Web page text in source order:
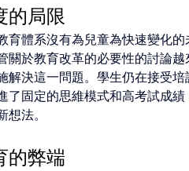
的局限
育體系沒有為兒童為快速變化的
關於教育改革的必要性的討論越
解決這一問題。學生仍在接受培
了固定的思維模式和高考試成績
想法。
的弊端